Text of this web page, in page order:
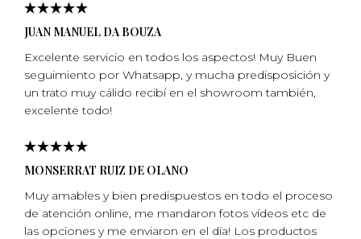
JUAN MANUEL DA BOUZA
Excelente servicio en todos los aspectos! Muy Buen
seguimiento por Whatsapp, y mucha predisposición y
un trato muy cálido recibí en el showroom también,
excelente todo!
MONSERRAT RUIZ DE OLANO
Muy amables y bien predispuestos en todo el proceso
de atención online, me mandaron fotos vídeos etc de
las opciones y me enviaron en el día! Los productos